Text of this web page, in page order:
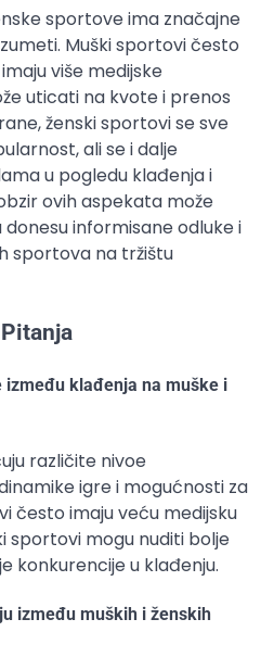
sportove ima značajne
Muški sportovi često
više medijske
uticati na kvote i prenos
ženski sportovi se sve
ali se i dalje
u pogledu klađenja i
ovih aspekata može
informisane odluke i
sportova na tržištu
između klađenja na muške i
različite nivoe
igre i mogućnosti za
često imaju veću medijsku
sportovi mogu nuditi bolje
konkurencije u klađenju.
između muških i ženskih